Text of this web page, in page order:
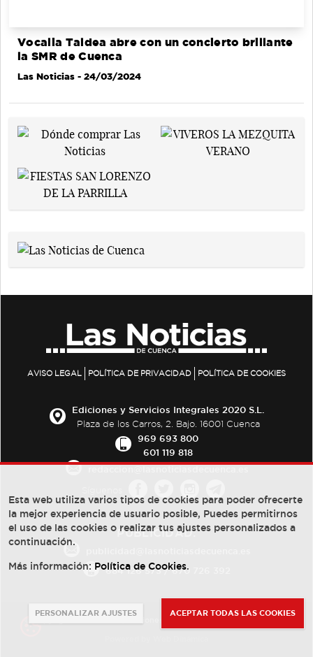
Vocalia Taldea abre con un concierto brillante
la SMR de Cuenca
Las Noticias - 24/03/2024
AVISO LEGAL POLÍTICA DE PRIVACIDAD POLÍTICA DE COOKIES
Ediciones y Servicios Integrales 2020 S.L.
Plaza de los Carros, 2. Bajo. 16001 Cuenca
969 693 800
601 119 818
PUBLICIDAD:
684 126 573/670 726 392
Esta web utiliza varios tipos de cookies para poder ofrecerte
la mejor experiencia de usuario posible, Puedes permitirnos
el uso de las cookies o realizar tus ajustes personalizados a
continuación.
Más información: Política de Cookies.
PERSONALIZAR AJUSTES ACEPTAR TODAS LAS COOKIES